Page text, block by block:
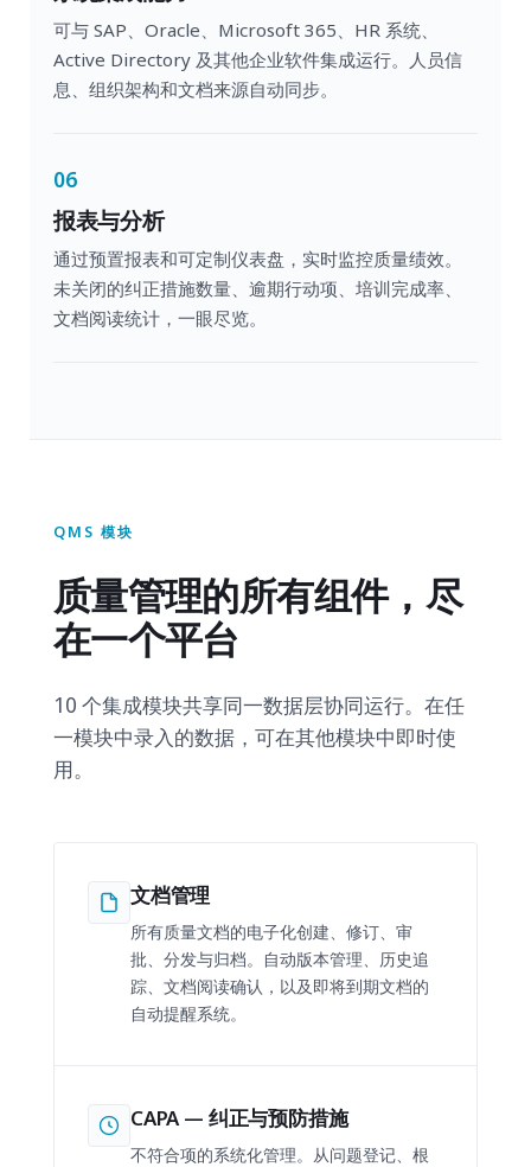
可与 SAP、Oracle、Microsoft 365、HR 系统、
Active Directory 及其他企业软件集成运行。人员信
息、组织架构和文档来源自动同步。
06
报表与分析
通过预置报表和可定制仪表盘，实时监控质量绩效。
未关闭的纠正措施数量、逾期行动项、培训完成率、
文档阅读统计，一眼尽览。
QMS 模块
质量管理的所有组件，尽
在一个平台
10 个集成模块共享同一数据层协同运行。在任
一模块中录入的数据，可在其他模块中即时使
用。
文档管理
所有质量文档的电子化创建、修订、审
批、分发与归档。自动版本管理、历史追
踪、文档阅读确认，以及即将到期文档的
自动提醒系统。
CAPA — 纠正与预防措施
不符合项的系统化管理。从问题登记、根